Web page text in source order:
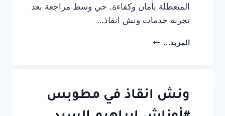
المتعطلة بأمان وكفاءة. حي وسط مراجعة بعد
تجربة خدمات ونش انقاذ…
المزيد... ونش
حي
وسط
ونش انقاذ في مطوبس